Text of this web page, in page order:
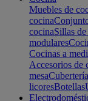
Muebles de
cocina
cocinaSillas
modulares
Cocinas a
Accesorios de
mesaCubertería
licoresBotellas